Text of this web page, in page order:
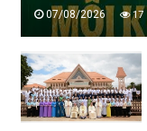
07/08/2026 17